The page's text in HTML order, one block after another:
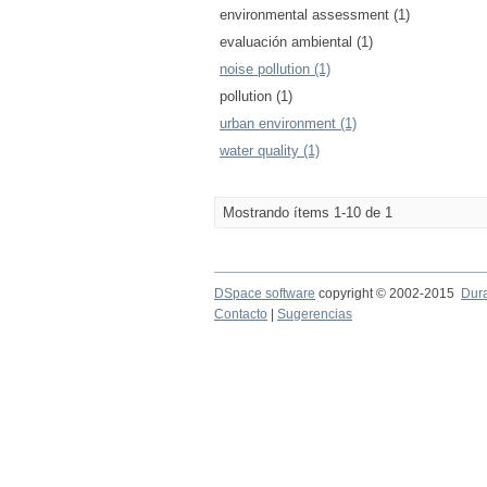
environmental assessment (1)
evaluación ambiental (1)
noise pollution (1)
pollution (1)
urban environment (1)
water quality (1)
Mostrando ítems 1-10 de 1
DSpace software copyright © 2002-2015
Contacto
Sugerencias